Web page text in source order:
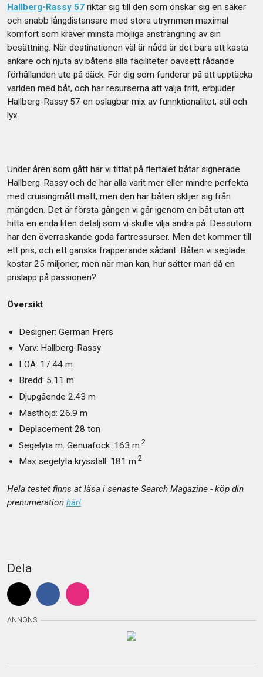
Hallberg-Rassy 57 riktar sig till den som önskar sig en säker
och snabb långdistansare med stora utrymmen maximal
komfort som kräver minsta möjliga ansträngning av sin
besättning. När destinationen väl är nådd är det bara att kasta
ankare och njuta av båtens alla faciliteter oavsett rådande
förhållanden ute på däck. För dig som funderar på att upptäcka
världen med båt, och har resurserna att välja fritt, erbjuder
Hallberg-Rassy 57 en oslagbar mix av funnktionalitet, stil och
lyx.
Under åren som gått har vi tittat på flertalet båtar signerade
Hallberg-Rassy och de har alla varit mer eller mindre perfekta
med cruisingmått mätt, men den här båten sklijer sig från
mängden. Det är första gången vi går igenom en båt utan att
hitta en enda liten detalj som vi skulle vilja ändra på. Dessutom
har den överraskande goda fartressurser. Men det kommer till
ett pris, och ett ganska frapperande sådant. Båten vi seglade
kostar 25 miljoner, men när man kan, hur sätter man då en
prislapp på passionen?
Översikt
Designer: German Frers
Varv: Hallberg-Rassy
LÖA: 17.44 m
Bredd: 5.11 m
Djupgående 2.43 m
Masthöjd: 26.9 m
Deplacement 28 ton
Segelyta m. Genuafock: 163 m 2
Max segelyta krysställ: 181 m 2
Hela testet finns at läsa i senaste Search Magazine - köp din
prenumeration här!
Dela